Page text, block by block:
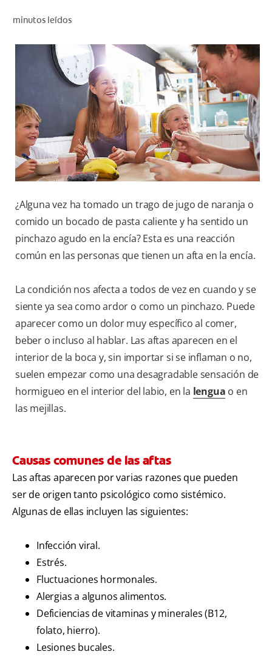
PARA PROFESIONALES
CUPONES
DÓNDE COMPRAR
BO (ES)
minutos leídos
¿Alguna vez ha tomado un trago de jugo de naranja o
comido un bocado de pasta caliente y ha sentido un
pinchazo agudo en la encía? Esta es una reacción
común en las personas que tienen un afta en la encía.
La condición nos afecta a todos de vez en cuando y se
siente ya sea como ardor o como un pinchazo. Puede
aparecer como un dolor muy específico al comer,
beber o incluso al hablar. Las aftas aparecen en el
interior de la boca y, sin importar si se inflaman o no,
suelen empezar como una desagradable sensación de
hormigueo en el interior del labio, en la lengua o en
las mejillas.
Causas comunes de las aftas
Las aftas aparecen por varias razones que pueden
ser de origen tanto psicológico como sistémico.
Algunas de ellas incluyen las siguientes:
Infección viral.
Estrés.
Fluctuaciones hormonales.
Alergias a algunos alimentos.
Deficiencias de vitaminas y minerales (B12,
folato, hierro).
Lesiones bucales.